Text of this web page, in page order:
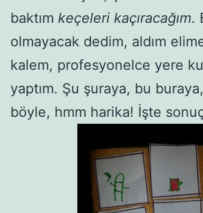
baktım keçeleri kaçıracağım.
olmayacak dedim, aldım
kalem, profesyonelce yere
yaptım. Şu şuraya, bu
böyle, hmm harika! İşte